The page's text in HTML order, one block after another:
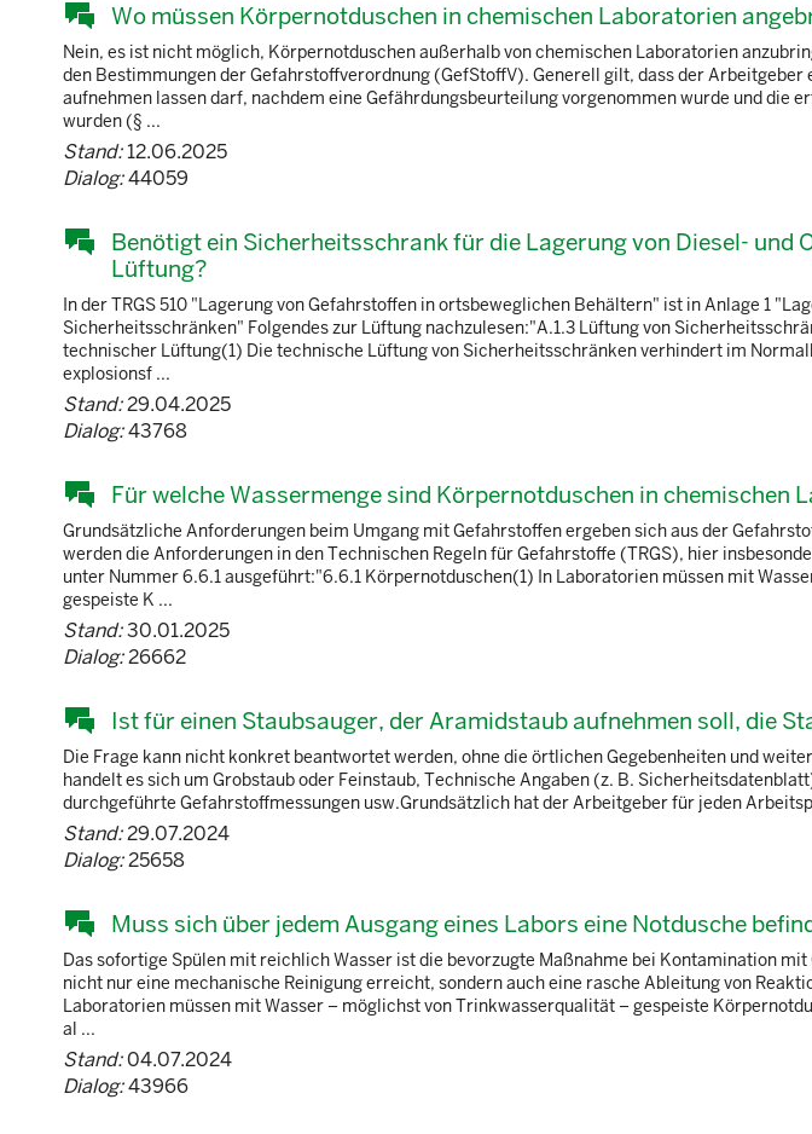
Wo müssen Körpernotduschen in chemischen Laboratorien
Nein, es ist nicht möglich, Körpernotduschen außerhalb von chemischen Laboratorien
den Bestimmungen der Gefahrstoffverordnung (GefStoffV). Generell gilt, dass der
aufnehmen lassen darf, nachdem eine Gefährdungsbeurteilung vorgenommen wurde und die
wurden (§ ...
Stand:12.06.2025
Dialog:44059
Benötigt ein Sicherheitsschrank für die Lagerung von Diesel- und
Lüftung?
In der TRGS 510 "Lagerung von Gefahrstoffen in ortsbeweglichen Behältern" ist in Anlage 1
Sicherheitsschränken" Folgendes zur Lüftung nachzulesen:"A.1.3 Lüftung von
technischer Lüftung(1) Die technische Lüftung von Sicherheitsschränken verhindert im
explosionsf ...
Stand:29.04.2025
Dialog:43768
Für welche Wassermenge sind Körpernotduschen in chemischen
Grundsätzliche Anforderungen beim Umgang mit Gefahrstoffen ergeben sich aus der
werden die Anforderungen in den Technischen Regeln für Gefahrstoffe (TRGS), hier
unter Nummer 6.6.1 ausgeführt:"6.6.1 Körpernotduschen(1) In Laboratorien müssen mit
gespeiste K ...
Stand:30.01.2025
Dialog:26662
Ist für einen Staubsauger, der Aramidstaub aufnehmen soll, die
Die Frage kann nicht konkret beantwortet werden, ohne die örtlichen Gegebenheiten und
handelt es sich um Grobstaub oder Feinstaub, Technische Angaben (z. B.
durchgeführte Gefahrstoffmessungen usw.Grundsätzlich hat der Arbeitgeber für jeden
Stand:29.07.2024
Dialog:25658
Muss sich über jedem Ausgang eines Labors eine Notdusche
Das sofortige Spülen mit reichlich Wasser ist die bevorzugte Maßnahme bei Kontamination
nicht nur eine mechanische Reinigung erreicht, sondern auch eine rasche Ableitung von
Laboratorien müssen mit Wasser – möglichst von Trinkwasserqualität – gespeiste
al ...
Stand:04.07.2024
Dialog:43966